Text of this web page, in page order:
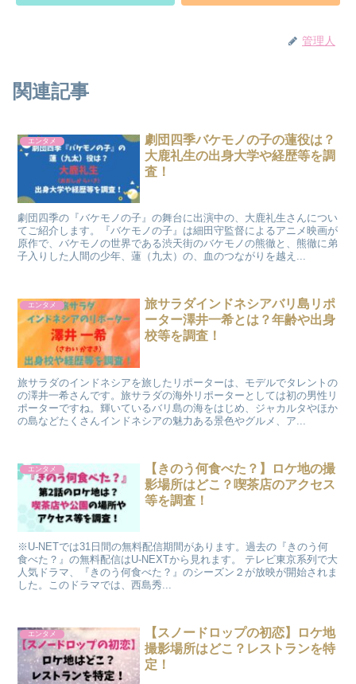
管理人
関連記事
エンタメ
劇団四季バケモノの子の蓮役は？
大鹿礼生の出身大学や経歴等を調
査！
劇団四季の『バケモノの子』の舞台に出演中の、大鹿礼生さんについ
てご紹介します。『バケモノの子』は細田守監督によるアニメ映画が
原作で、バケモノの世界である渋天街のバケモノの熊徹と、熊徹に弟
子入りした人間の少年、蓮（九太）の、血のつながりを越え...
エンタメ
旅サラダインドネシアバリ島リポ
ーター澤井一希とは？年齢や出身
校等を調査！
旅サラダのインドネシアを旅したリポーターは、モデルでタレントの
の澤井一希さんです。旅サラダの海外リポーターとしては初の男性リ
ポーターですね。輝いているバリ島の海をはじめ、ジャカルタやほか
の島などたくさんインドネシアの魅力ある景色やグルメ、ア...
エンタメ
【きのう何食べた？】ロケ地の撮
影場所はどこ？喫茶店のアクセス
等を調査！
​ ※U-NETでは31日間の無料配信期間があります。過去の『きのう何
食べた？』の無料配信はU-NEXTから見れます。 テレビ東京系列で大
人気ドラマ、『きのう何食べた？』のシーズン２が放映が開始されま
した。このドラマでは、西島秀...
エンタメ
【スノードロップの初恋】ロケ地
撮影場所はどこ？レストランを特
定！